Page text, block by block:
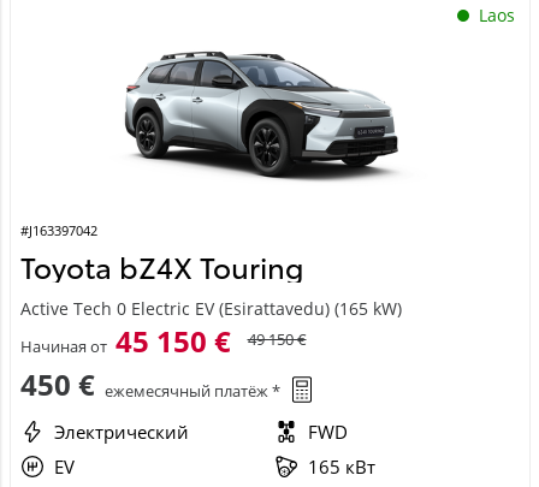
Laos
#J163397042
Toyota bZ4X Touring
Active Tech 0 Electric EV (Esirattavedu) (165 kW)
Начиная от 45 150 € 49 150 €
450 € ежемесячный платёж *
Электрический
FWD
EV
165 кВт